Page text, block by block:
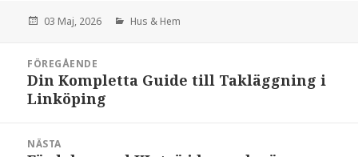
den
03 Maj, 2026 Hus & Hem
FÖREGÅENDE
:Din Kompletta Guide till Takläggning i
Linköping
NÄSTA